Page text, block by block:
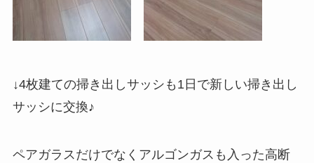
↓4枚建ての掃き出しサッシも1日で新しい掃き出し
サッシに交換♪
ペアガラスだけでなくアルゴンガスも入った高断